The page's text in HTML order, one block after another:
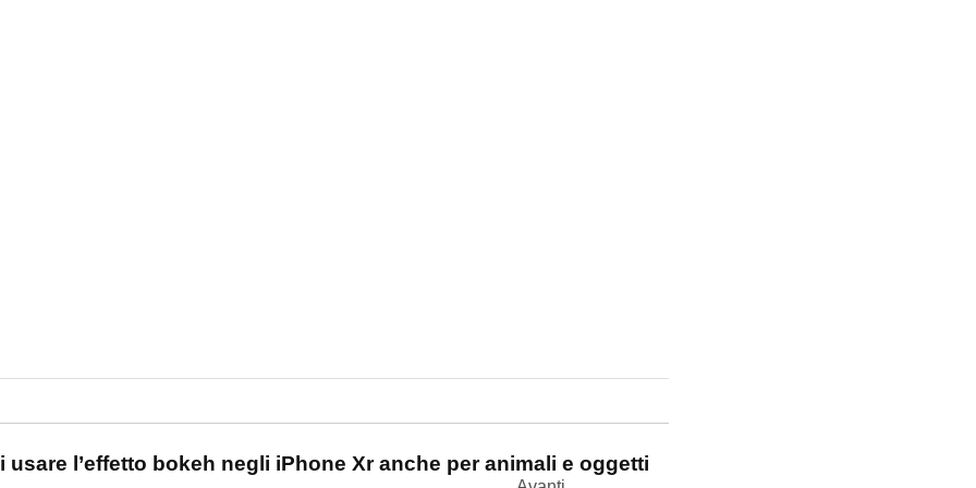
usare l’effetto bokeh negli iPhone Xr anche per animali e oggetti